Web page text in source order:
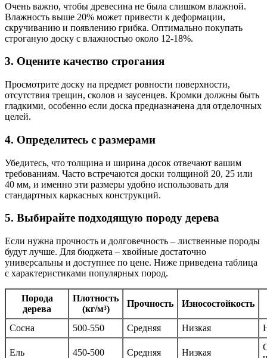
Очень важно, чтобы древесина не была слишком влажной.
Влажность выше 20% может привести к деформации,
скручиванию и появлению грибка. Оптимально покупать
строганую доску с влажностью около 12-18%.
3. Оцените качество строгания
Просмотрите доску на предмет ровности поверхности,
отсутствия трещин, сколов и заусенцев. Кромки должны быть
гладкими, особенно если доска предназначена для отделочных
целей.
4. Определитесь с размерами
Убедитесь, что толщина и ширина досок отвечают вашим
требованиям. Часто встречаются доски толщиной 20, 25 или
40 мм, и именно эти размеры удобно использовать для
стандартных каркасных конструкций.
5. Выбирайте подходящую породу дерева
Если нужна прочность и долговечность – лиственные породы
будут лучше. Для бюджета – хвойные достаточно
универсальны и доступнее по цене. Ниже приведена таблица
с характеристиками популярных пород.
Порода
дерева
Плотность
(кг/м³)
Прочность Износостойкость
Сосна 500-550 Средняя Низкая
Ель 450-500 Средняя Низкая